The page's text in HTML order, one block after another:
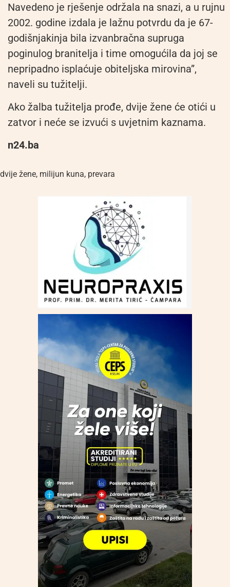
Navedeno je rješenje održala na snazi, a u rujnu
2002. godine izdala je lažnu potvrdu da je 67-
godišnjakinja bila izvanbračna supruga
poginulog branitelja i time omogućila da joj se
nepripadno isplaćuje obiteljska mirovina”,
naveli su tužitelji.
Ako žalba tužitelja prođe, dvije žene će otići u
zatvor i neće se izvući s uvjetnim kaznama.
n24.ba
dvije žene, milijun kuna, prevara